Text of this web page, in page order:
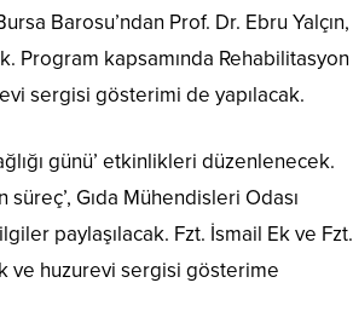
Barosu’ndan Prof. Dr. Ebru Yalçın,
Program kapsamında Rehabilitasyon
sergisi gösterimi de yapılacak.
günü’ etkinlikleri düzenlenecek.
Gıda Mühendisleri Odası
paylaşılacak. Fzt. İsmail Ek ve Fzt.
ve huzurevi sergisi gösterime